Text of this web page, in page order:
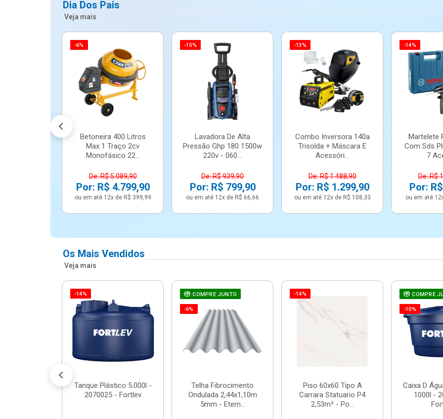
Dia Dos Pais
Veja mais
-6%
Betoneira 400 Litros
Max 1 Traço 2cv
Monofásico 22...
De: R$ 5.089,90
Por: R$ 4.799,90
ou em até 12x de R$ 399,99
-15%
Lavadora De Alta
Pressão Ghp 180 1500w
220v - 060...
De: R$ 939,90
Por: R$ 799,90
ou em até 12x de R$ 66,66
-13%
Combo Inversora 140a
Trisolda + Máscara E
Acessóri...
De: R$ 1.488,90
Por: R$ 1.299,90
ou em até 12x de R$ 108,33
-14%
Martelete
Com Sds
7
De: R$
Por:
ou em até
Os Mais Vendidos
Veja mais
-14%
Tanque Plástico 5.000l -
2070025 - Fortlev
COMPRE JUNTO
-6%
Telha Fibrocimento
Ondulada 2,44x1,10m
5mm - Etern...
-14%
Piso 60x60 Tipo A
Carrara Statuario P4
2,53m² - Po...
COMPRE
-10%
Caixa D
1000l -